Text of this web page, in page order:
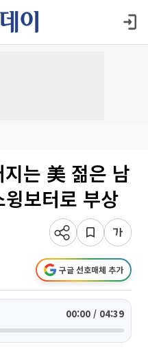
는 美 젊은 남
보터로 부상
구글 선호매체 추가
00:00 / 04:39